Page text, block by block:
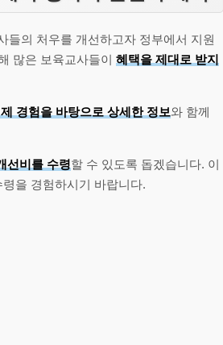
들의 처우를 개선하고자 정부에서 지원
많은 보육교사들이 혜택을 제대로 받지
경험을 바탕으로 상세한 정보와 함께
선비를 수령할 수 있도록 돕겠습니다. 이
을 경험하시기 바랍니다.